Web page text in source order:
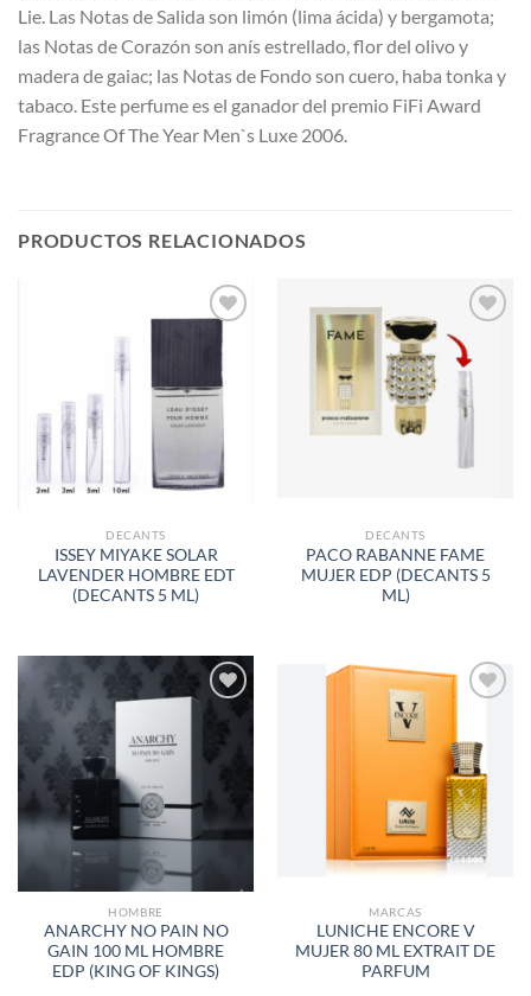
Lie. Las Notas de Salida son limón (lima ácida) y bergamota;
las Notas de Corazón son anís estrellado, flor del olivo y
madera de gaiac; las Notas de Fondo son cuero, haba tonka y
tabaco. Este perfume es el ganador del premio FiFi Award
Fragrance Of The Year Men`s Luxe 2006.
PRODUCTOS RELACIONADOS
AÑADIR
DE
DESEOS
DECANTS
ISSEY MIYAKE SOLAR
LAVENDER HOMBRE EDT
(DECANTS 5 ML)
AÑADIR
A LA
DE
DESEOS
DECANTS
PACO RABANNE FAME
MUJER EDP (DECANTS 5
ML)
LISTA
HOMBRE
ANARCHY NO PAIN NO
GAIN 100 ML HOMBRE
EDP (KING OF KINGS)
AÑADIR
A LA
LISTA
DE
DESEOS
MARCAS
LUNICHE ENCORE V
MUJER 80 ML EXTRAIT DE
PARFUM